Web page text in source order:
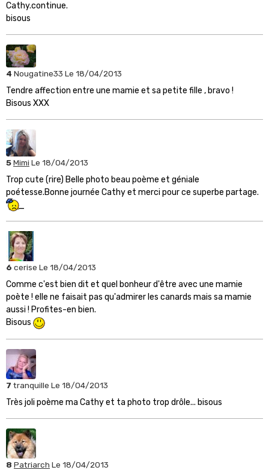
Cathy.continue.
bisous
4 Nougatine33 Le 18/04/2013
Tendre affection entre une mamie et sa petite fille , bravo !
Bisous XXX
5Mimi Le 18/04/2013
Trop cute (rire) Belle photo beau poème et géniale
poétesse.Bonne journée Cathy et merci pour ce superbe partage.
6 cerise Le 18/04/2013
Comme c'est bien dit et quel bonheur d'être avec une mamie
poète ! elle ne faisait pas qu'admirer les canards mais sa mamie
aussi ! Profites-en bien.
Bisous
7 tranquille Le 18/04/2013
Très joli poème ma Cathy et ta photo trop drôle... bisous
8 Patriarch Le 18/04/2013